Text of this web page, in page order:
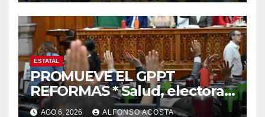
ESTATAL
PROMUEVE EL GPPT
REFORMAS * Salud, electoral
y justicia, de las principales
AGO 6, 2026 ALFONSO ACOSTA